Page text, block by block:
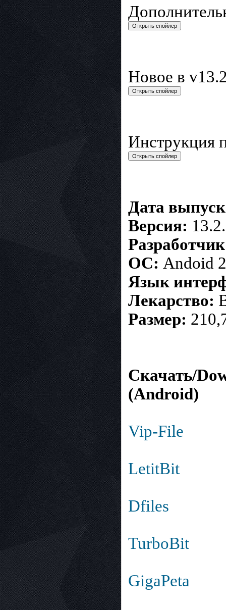
Новое в
Инструкция
Дата
Версия:
ОС: Andoid
Язык
Лекарство:
Размер:
Скачать/
(Android)
Vip-File
LetitBit
Dfiles
TurboBit
GigaPeta